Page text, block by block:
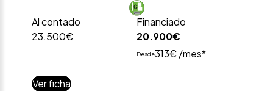
Al contado
23.500€
Financiado
20.900€
Desde313€ /mes*
Ver ficha